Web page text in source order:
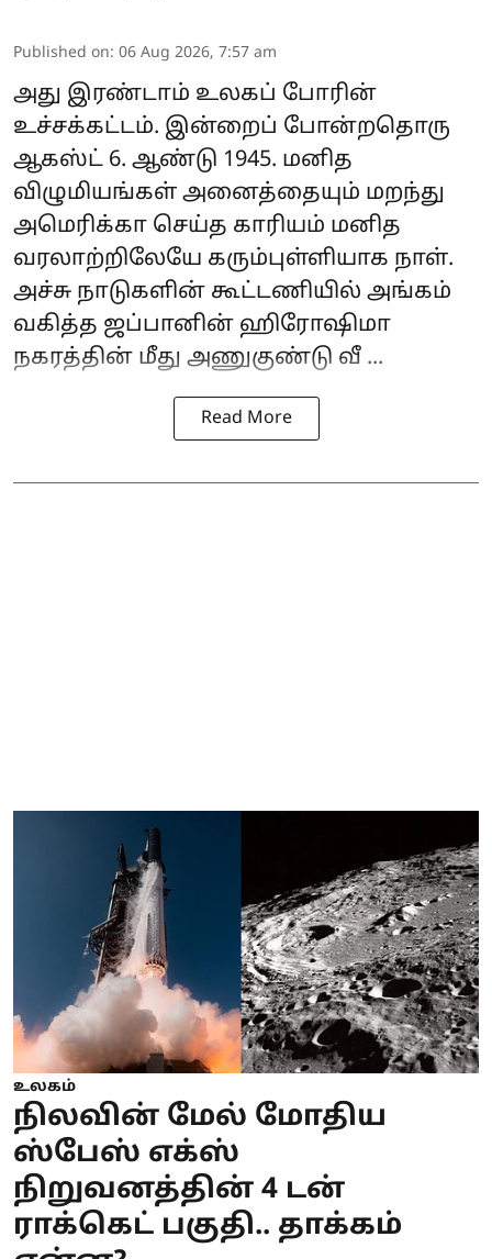
Published on: 06 Aug 2026, 7:57 am
அது இரண்டாம் உலகப் போரின்
உச்சக்கட்டம். இன்றைப் போன்றதொரு
ஆகஸ்ட் 6. ஆண்டு 1945. மனித
விழுமியங்கள் அனைத்தையும் மறந்து
அமெரிக்கா செய்த காரியம் மனித
வரலாற்றிலேயே கரும்புள்ளியாக நாள்.
அச்சு நாடுகளின் கூட்டணியில் அங்கம்
வகித்த ஜப்பானின் ஹிரோஷிமா
நகரத்தின் மீது அணுகுண்டு வீ ...
Read More
உலகம்
நிலவின் மேல் மோதிய
ஸ்பேஸ் எக்ஸ்
நிறுவனத்தின் 4 டன்
ராக்கெட் பகுதி.. தாக்கம்